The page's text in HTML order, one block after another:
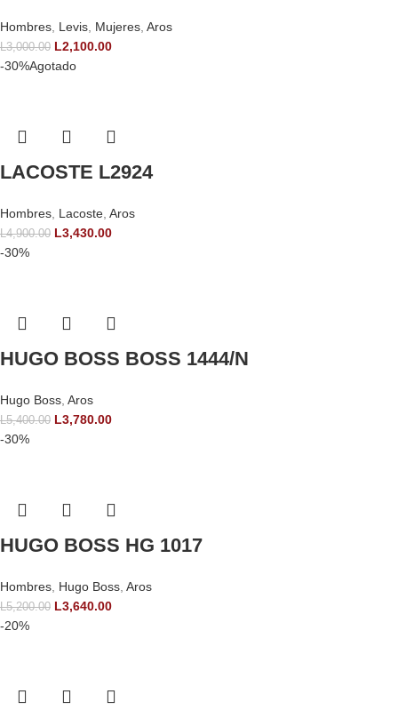
Hombres, Levis, Mujeres, Aros
L3,000.00 L2,100.00
-30%Agotado
LACOSTE L2924
Hombres, Lacoste, Aros
L4,900.00 L3,430.00
-30%
HUGO BOSS BOSS 1444/N
Hugo Boss, Aros
L5,400.00 L3,780.00
-30%
HUGO BOSS HG 1017
Hombres, Hugo Boss, Aros
L5,200.00 L3,640.00
-20%